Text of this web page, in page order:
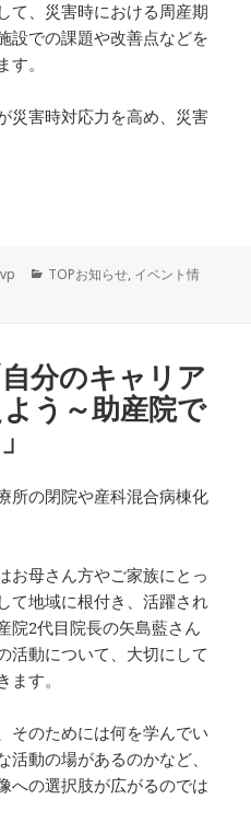
て、災害時における周産期
設での課題や改善点などを
。
災害時対応力を高め、災害
カ
TOPお知らせ, イベント情
備える！助産師のための研修」 に
分のキャリア
う～助産院で
所の閉院や産科混合病棟化
お母さん方やご家族にとっ
て地域に根付き、活躍され
院2代目院長の矢島藍さん
活動について、大切にして
す。
そのためには何を学んでい
動の場があるのかなど、
への選択肢が広がるのでは